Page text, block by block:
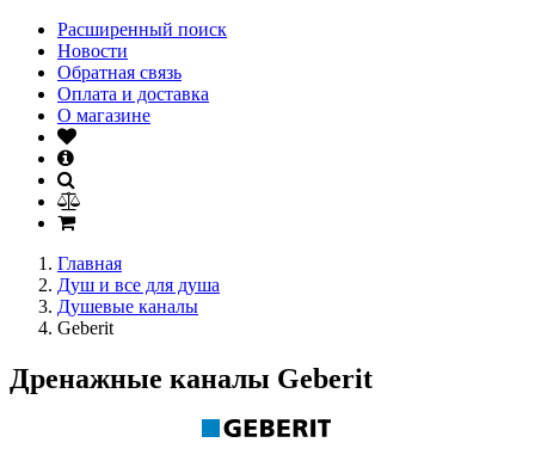
Расширенный поиск
Новости
Обратная связь
Оплата и доставка
О магазине
Главная
Душ и все для душа
Душевые каналы
Geberit
Дренажные каналы Geberit